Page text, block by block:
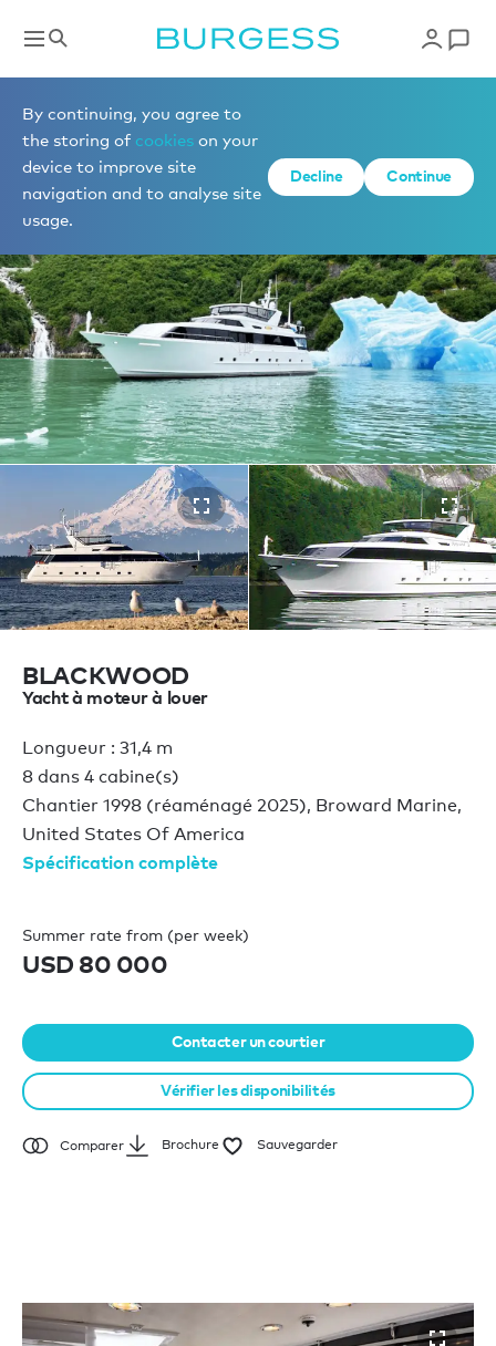
By continuing, you agree to
the storing of cookies on your
device to improve site
navigation and to analyse site
usage.
Decline Continue
Yachts à la location
1 de 23 photos
BLACKWOOD
Yacht à moteur à louer
Longueur : 31,4 m
8 dans 4 cabine(s)
Chantier 1998 (réaménagé 2025), Broward Marine,
United States Of America
Spécification complète
Summer rate from (per week)
USD 80 000
Contacter un courtier
Vérifier les disponibilités
Comparer Brochure Sauvegarder